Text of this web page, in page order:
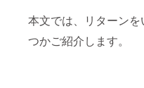
本文では、リターンを
つかご紹介します。